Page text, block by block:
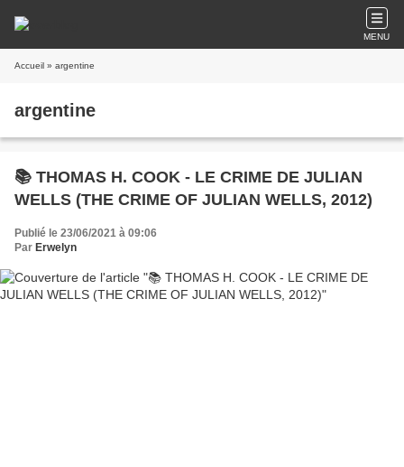
MENU
Accueil » argentine
argentine
📚 THOMAS H. COOK - LE CRIME DE JULIAN
WELLS (THE CRIME OF JULIAN WELLS, 2012)
Publié le 23/06/2021 à 09:06
Par Erwelyn